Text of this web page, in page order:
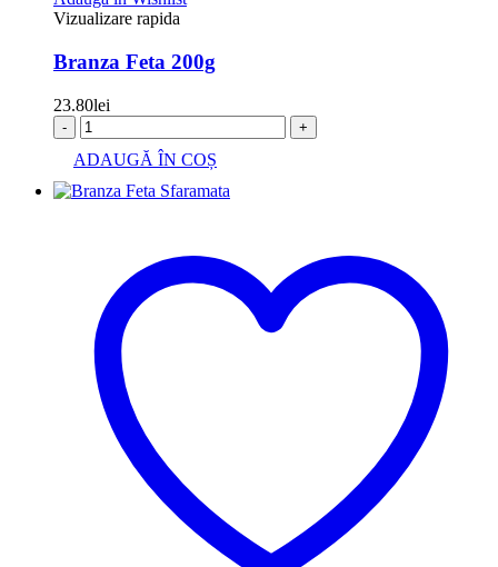
Vizualizare rapida
Branza Feta 200g
23.80lei
- +
ADAUGĂ ÎN COȘ